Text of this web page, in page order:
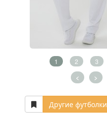
1 2 3
< >
Другие футболки